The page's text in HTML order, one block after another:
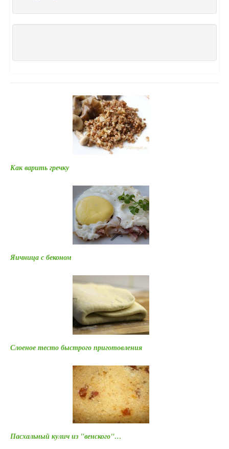
Как варить гречку
Яичница с беконом
Слоеное тесто быстрого приготовления
Пасхальный кулич из "венского"…